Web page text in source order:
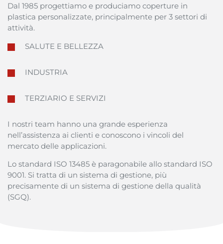
Dal 1985 progettiamo e produciamo coperture in
plastica personalizzate, principalmente per 3 settori di
attività.
SALUTE E BELLEZZA
INDUSTRIA
TERZIARIO E SERVIZI
I nostri team hanno una grande esperienza
nell’assistenza ai clienti e conoscono i vincoli del
mercato delle applicazioni.
Lo standard ISO 13485 è paragonabile allo standard ISO
9001. Si tratta di un sistema di gestione, più
precisamente di un sistema di gestione della qualità
(SGQ).